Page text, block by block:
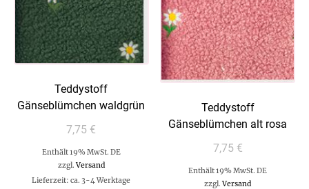
Teddystoff
Gänseblümchen waldgrün
7,75 €
Enthält 19% MwSt. DE
zzgl.Versand
Lieferzeit: ca. 3-4 Werktage
Teddystoff
Gänseblümchen alt rosa
7,75 €
Enthält 19% MwSt. DE
zzgl.Versand